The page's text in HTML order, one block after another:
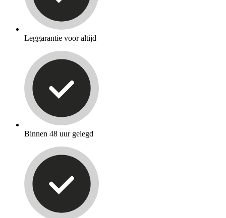
Leggarantie voor altijd
Binnen 48 uur gelegd